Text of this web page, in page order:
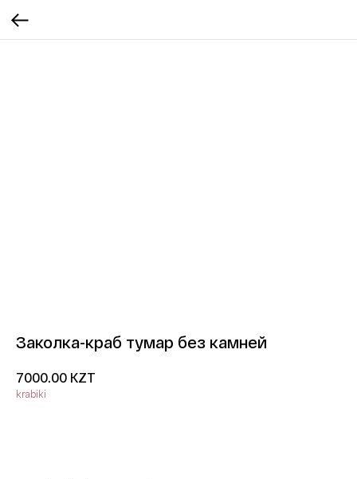
Заколка-краб тумар без камней
7000.00 KZT
krabiki